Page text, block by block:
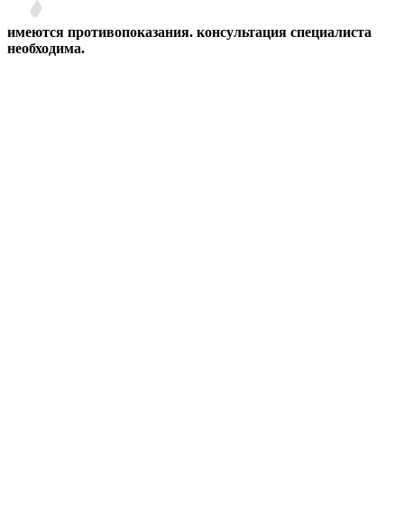
имеются противопоказания. консультация специалиста
необходима.